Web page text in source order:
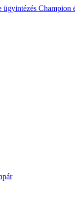
ügyintézés Champion